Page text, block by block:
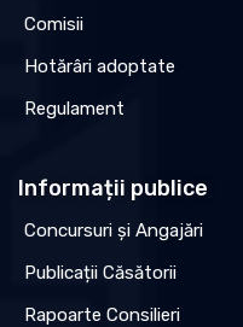
Comisii
Hotărâri adoptate
Regulament
Informații publice
Concursuri și Angajări
Publicații Căsătorii
Rapoarte Consilieri